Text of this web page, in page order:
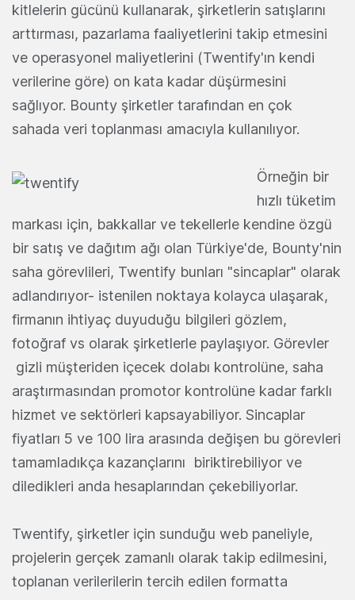
kitlelerin gücünü kullanarak, şirketlerin satışlarını
arttırması, pazarlama faaliyetlerini takip etmesini
ve operasyonel maliyetlerini (Twentify'ın kendi
verilerine göre) on kata kadar düşürmesini
sağlıyor. Bounty şirketler tarafından en çok
sahada veri toplanması amacıyla kullanılıyor.
Örneğin bir
hızlı tüketim
markası için, bakkallar ve tekellerle kendine özgü
bir satış ve dağıtım ağı olan Türkiye'de, Bounty'nin
saha görevlileri, Twentify bunları "sincaplar" olarak
adlandırıyor- istenilen noktaya kolayca ulaşarak,
firmanın ihtiyaç duyuduğu bilgileri gözlem,
fotoğraf vs olarak şirketlerle paylaşıyor. Görevler
gizli müşteriden içecek dolabı kontrolüne, saha
araştırmasından promotor kontrolüne kadar farklı
hizmet ve sektörleri kapsayabiliyor. Sincaplar
fiyatları 5 ve 100 lira arasında değişen bu görevleri
tamamladıkça kazançlarını biriktirebiliyor ve
diledikleri anda hesaplarından çekebiliyorlar.
Twentify, şirketler için sunduğu web paneliyle,
projelerin gerçek zamanlı olarak takip edilmesini,
toplanan verilerilerin tercih edilen formatta